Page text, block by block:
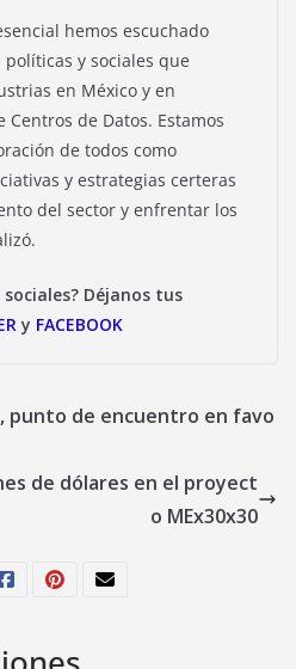
hemos escuchado
y sociales que
en México y en
de Datos. Estamos
de todos como
y estrategias certeras
del sector y enfrentar los
sociales? Déjanos tus
y FACEBOOK
punto de encuentro en favo
de dólares en el proyect
o MEx30x30